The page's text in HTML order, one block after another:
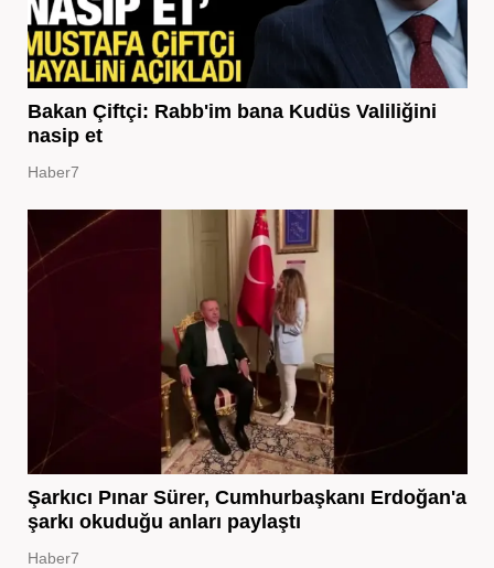
Bakan Çiftçi: Rabb'im bana Kudüs Valiliğini
nasip et
Haber7
Şarkıcı Pınar Sürer, Cumhurbaşkanı Erdoğan'a
şarkı okuduğu anları paylaştı
Haber7